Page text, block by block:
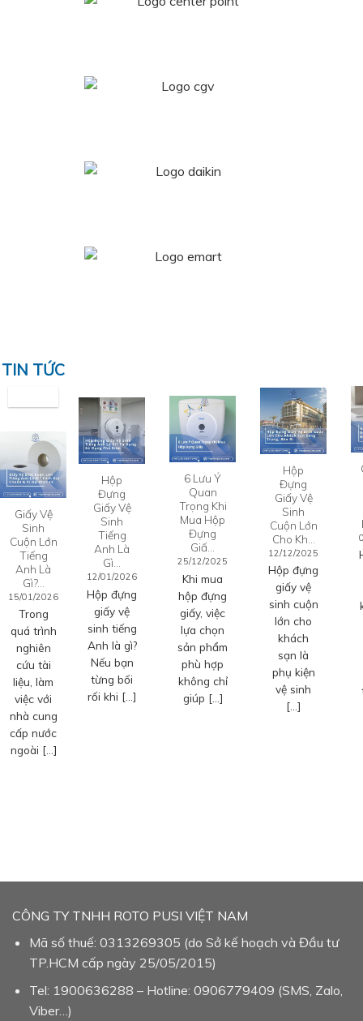
TIN TỨC
Giấy Vệ
Sinh
Cuộn Lớn
Tiếng
Anh Là
Gì?…
15/01/2026
Trong
quá trình
nghiên
cứu tài
liệu, làm
việc với
nhà cung
cấp nước
ngoài […]
Hộp
Đựng
Giấy Vệ
Sinh
Tiếng
Anh Là
Gì…
12/01/2026
Hộp đựng
giấy vệ
sinh tiếng
Anh là gì?
Nếu bạn
từng bối
rối khi […]
6 Lưu Ý
Quan
Trọng Khi
Mua Hộp
Đựng
Giấ…
25/12/2025
Khi mua
hộp đựng
giấy, việc
lựa chọn
sản phẩm
phù hợp
không chỉ
giúp […]
Hộp
Đựng
Giấy Vệ
Sinh
Cuộn Lớn
Cho Kh…
12/12/2025
Hộp đựng
giấy vệ
sinh cuộn
lớn cho
khách
sạn là
phụ kiện
vệ sinh
[…]
CÔNG TY TNHH ROTO PUSI VIỆT NAM
Mã số thuế: 0313269305 (do Sở kế hoạch và Đầu tư
TP.HCM cấp ngày 25/05/2015)
Tel: 1900636288 – Hotline: 0906779409 (SMS, Zalo,
Viber…)